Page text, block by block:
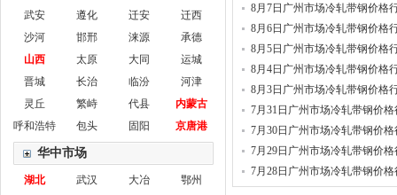
武安
遵化 迁安
迁西
沙河
邯邢 涞源
承德
山西
太原 大同
运城
晋城
长治 临汾
河津
灵丘
繁峙 代县
内蒙古
呼和浩特
包头 固阳 京唐港
华中市场
湖北 武汉 大冶
鄂州
8月7日广州市场冷轧带钢价格
8月6日广州市场冷轧带钢价格
8月5日广州市场冷轧带钢价格
8月4日广州市场冷轧带钢价格
8月3日广州市场冷轧带钢价格
7月31日广州市场冷轧带钢价格
7月30日广州市场冷轧带钢价格
7月29日广州市场冷轧带钢价格
7月28日广州市场冷轧带钢价格